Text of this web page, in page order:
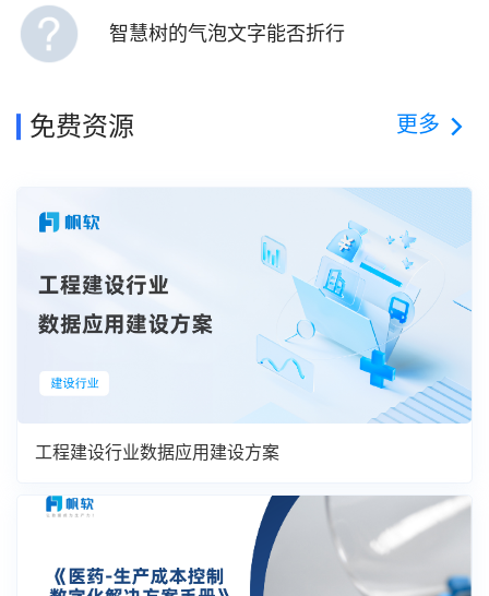
智慧树的气泡文字能否折行
免费资源 更多
工程建设行业数据应用建设方案